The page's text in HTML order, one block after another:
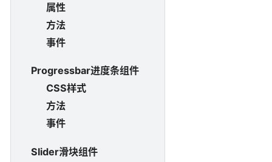
属性
方法
事件
Progressbar进度条组件
CSS样式
方法
事件
Slider滑块组件